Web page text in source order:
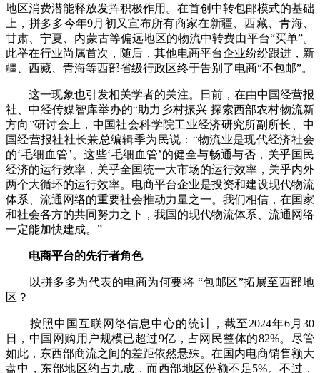
地区消费潜能释放发挥积极作用。在首创中转包邮模式的基础
上，拼多多今年9月初又宣布所有商家在新疆、西藏、青海、
甘肃、宁夏、内蒙古等偏远地区的物流中转费由平台“买单”。
此举在行业尚属首次，随后，其他电商平台企业纷纷跟进，新
疆、西藏、青海等西部省级行政区终于告别了电商“不包邮”。
这一现象也引发相关学者的关注。日前，在由中国经营报
社、中经传媒智库举办的“助力乡村振兴 探索西部农村物流新
方向”研讨会上，中国社会科学院工业经济研究所副所长、中
国经营报社社长兼总编辑季为民说：“物流业是现代经济社会
的‘毛细血管’。这些‘毛细血管’的健全与畅通与否，关乎国民
经济的运行效率，关乎全国统一大市场的运行效率，关乎内外
两个大循环的运行效率。电商平台企业是投资和建设现代物流
体系、流通网络的重要社会推动力量之一。我们相信，在国家
和社会各方的共同努力之下，我国的现代物流体系、流通网络
一定能加快建成。”
电商平台的先行者角色
以拼多多为代表的电商为何要将 “包邮区”拓展至西部地
区？
按照中国互联网络信息中心的统计，截至2024年6月30
日，中国网购用户规模已超过9亿，占网民整体的82%。尽管
如此，东西部商流之间的差距依然悬殊。在国内电商销售额大
盘中，东部地区约占九成，而西部地区份额不足5%。不过，